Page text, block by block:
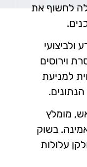
לחשוף את
ולביצועי
וירוסים
למניעת
מומלץ
בשוק
עלולות